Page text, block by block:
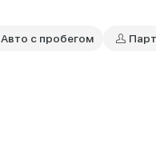
Авто с пробегом